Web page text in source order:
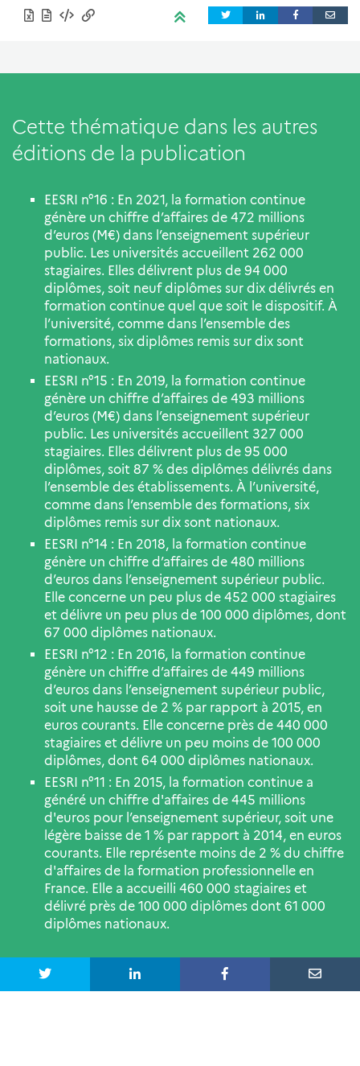
Cette thématique dans les autres
éditions de la publication
EESRI n°16 : En 2021, la formation continue
génère un chiffre d’affaires de 472 millions
d’euros (M€) dans l’enseignement supérieur
public. Les universités accueillent 262 000
stagiaires. Elles délivrent plus de 94 000
diplômes, soit neuf diplômes sur dix délivrés en
formation continue quel que soit le dispositif. À
l’université, comme dans l’ensemble des
formations, six diplômes remis sur dix sont
nationaux.
EESRI n°15 : En 2019, la formation continue
génère un chiffre d’affaires de 493 millions
d’euros (M€) dans l’enseignement supérieur
public. Les universités accueillent 327 000
stagiaires. Elles délivrent plus de 95 000
diplômes, soit 87 % des diplômes délivrés dans
l’ensemble des établissements. À l’université,
comme dans l’ensemble des formations, six
diplômes remis sur dix sont nationaux.
EESRI n°14 : En 2018, la formation continue
génère un chiffre d’affaires de 480 millions
d’euros dans l’enseignement supérieur public.
Elle concerne un peu plus de 452 000 stagiaires
et délivre un peu plus de 100 000 diplômes, dont
67 000 diplômes nationaux.
EESRI n°12 : En 2016, la formation continue
génère un chiffre d’affaires de 449 millions
d’euros dans l’enseignement supérieur public,
soit une hausse de 2 % par rapport à 2015, en
euros courants. Elle concerne près de 440 000
stagiaires et délivre un peu moins de 100 000
diplômes, dont 64 000 diplômes nationaux.
EESRI n°11 : En 2015, la formation continue a
généré un chiffre d'affaires de 445 millions
d'euros pour l’enseignement supérieur, soit une
légère baisse de 1 % par rapport à 2014, en euros
courants. Elle représente moins de 2 % du chiffre
d'affaires de la formation professionnelle en
France. Elle a accueilli 460 000 stagiaires et
délivré près de 100 000 diplômes dont 61 000
diplômes nationaux.